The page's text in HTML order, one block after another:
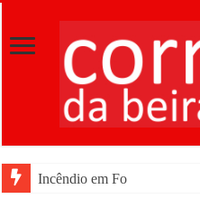
Incêndio em Fornos de